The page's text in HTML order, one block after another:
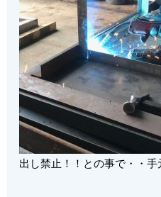
出し禁止！！との事で・・手